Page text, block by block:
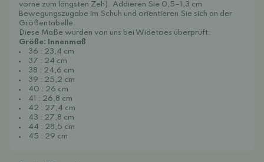
vorne zum längsten Zeh). Addieren Sie 0,5–1,3 cm
Bewegungszugabe im Schuh und orientieren Sie sich an der
Größentabelle.
Diese Maße wurden von uns bei Widetoes überprüft:
Größe: Innenmaß
36 : 23,4 cm
37 : 24 cm
38 : 24,6 cm
39 : 25,2 cm
40 : 26 cm
41 : 26,8 cm
42 : 27,4 cm
43 : 27,8 cm
44 : 28,5 cm
45 : 29 cm